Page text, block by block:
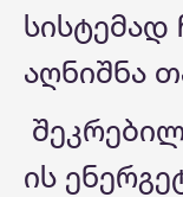
სისტემად
აღნიშნა
ის